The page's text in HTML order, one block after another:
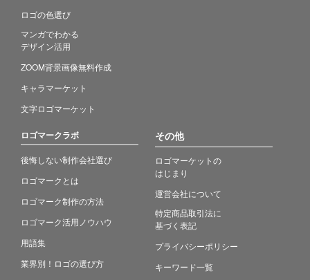
ロゴの色選び
マンガでわかる
デザイン活用
ZOOM背景画像無料作成
キャラマーケット
文字ロゴマーケット
ロゴマークラボ
後悔しない制作会社選び
ロゴマークとは
ロゴマーク制作の方法
ロゴマーク活用ノウハウ
用語集
業界別！ロゴの選び方
その他
ロゴマーケットの
はじまり
運営会社について
特定商品取引法に
基づく表記
プライバシーポリシー
キーワード一覧